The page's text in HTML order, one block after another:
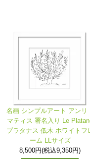
名画 シンプルアート アンリ
マティス 署名入り Le
プラタナス 低木 ホワイトフ
ーム LLサイズ
8,500円(税込9,350円)